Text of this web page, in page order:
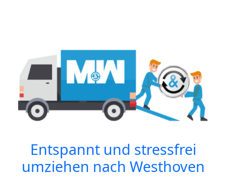
Entspannt und stressfrei
umziehen nach Westhoven